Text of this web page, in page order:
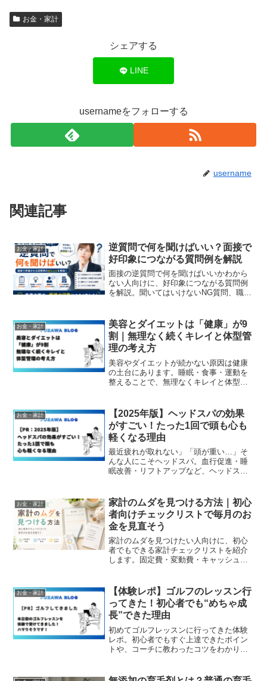
お金・家計
シェアする
LINE
usernameをフォローする
username
関連記事
お金・家計
逆質問で何を聞けばいい？面接で
好印象につながる質問例を解説
面接の逆質問で何を聞けばいいかわから
ない人向けに、好印象につながる質問例
を解説。聞いてはいけないNG質問、職種
お金・家計
美容とダイエットは「健康」が9
割｜無理なく続くキレイと体型管
理の考え方
美容やダイエットが続かない原因は健康
の土台にあります。睡眠・食事・運動を
整えることで、無理なくキレイと体型を
お金・家計
【2025年版】ヘッドスパの効果
がすごい！たった1回で頭も心も
軽くなる理由
最近疲れが取れない」「頭が重い…」そ
んな人にこそヘッドスパ。血行促進・睡
眠改善・リフトアップなど、ヘッドスパ
お金・家計
家計のムダを見つける方法｜初心
者向けチェックリストで毎月のお
金を見直そう
家計のムダを見つけたい人向けに、初心
者でもできる家計チェックリストを紹介
します。固定費・変動費・キャッシュフ
お金・家計
【体験レポ】ゴルフのレッスン行
ってきた！初心者でも“めちゃ成
長”できた理由
初めてゴルフレッスンに行ってきた体験
レポ。初心者でもすぐ上達できたポイン
トや、コーチに教わったコツをわかりや